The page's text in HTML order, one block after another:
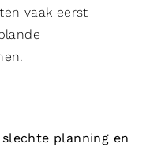
vaak eerst
slechte planning en